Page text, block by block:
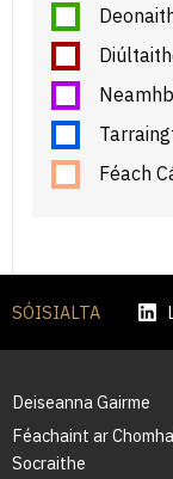
Féach
SÓISIALTA
Deiseanna Gairme
Féachaint ar
Socraithe